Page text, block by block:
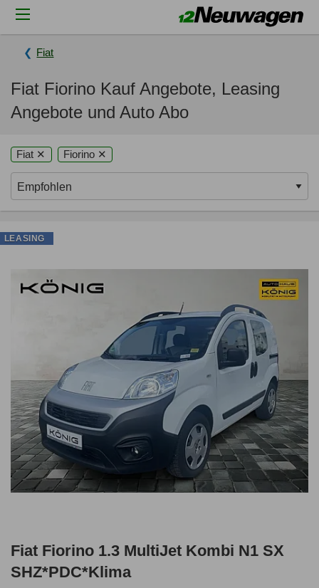
Fiat
Fiat Fiorino Kauf Angebote, Leasing
Angebote und Auto Abo
Fiat ✕ Fiorino ✕
Fiat Fiorino 1.3 MultiJet Kombi N1 SX
SHZ*PDC*Klima
LEASING